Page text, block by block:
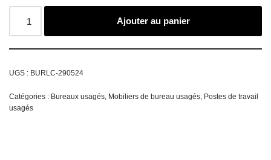
Ajouter au panier
UGS : BURLC-290524
Catégories : Bureaux usagés, Mobiliers de bureau usagés, Postes de travail
usagés